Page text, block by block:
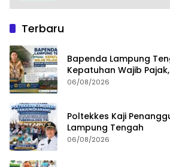
Terbaru
Bapenda Lampung
Kepatuhan Wajib
Pengawasan Terpadu di
06/08/2026
Poltekkes Kaji
Lampung Tengah
06/08/2026